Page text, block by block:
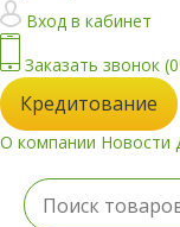
Вход в кабинет
Заказать звонок
Кредитование
О компании Новости